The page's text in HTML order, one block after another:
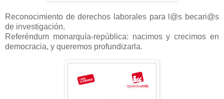
Reconocimiento de derechos laborales para l@s becari@s
de investigación.
Referéndum monarquía-república: nacimos y crecimos en
democracia, y queremos profundizarla.